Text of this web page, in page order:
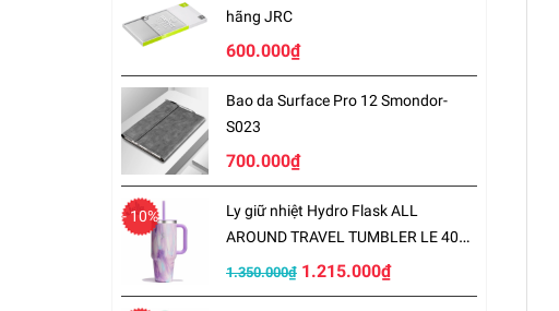
hãng JRC
600.000₫
Bao da Surface Pro 12 Smondor-
S023
700.000₫
Ly giữ nhiệt Hydro Flask ALL
AROUND TRAVEL TUMBLER LE 40
OZ 1183 ml – LE-S25TT40
1.350.000₫ 1.215.000₫
- 10%